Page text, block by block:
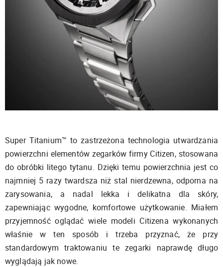
Super Titanium™ to zastrzeżona technologia utwardzania
powierzchni elementów zegarków firmy Citizen, stosowana
do obróbki litego tytanu. Dzięki temu powierzchnia jest co
najmniej 5 razy twardsza niż stal nierdzewna, odporna na
zarysowania, a nadal lekka i delikatna dla skóry,
zapewniając wygodne, komfortowe użytkowanie. Miałem
przyjemność oglądać wiele modeli Citizena wykonanych
właśnie w ten sposób i trzeba przyznać, że przy
standardowym traktowaniu te zegarki naprawdę długo
wyglądają jak nowe.